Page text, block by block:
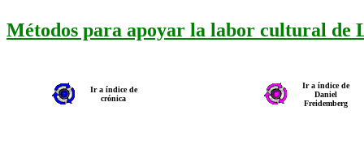
Métodos para apoyar la labor cultural de
Ir a índice de
crónica
Ir a índice de
Daniel
Freidemberg